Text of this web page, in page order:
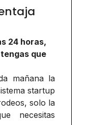
24 horas,
que
mañana la
startup
solo la
necesitas